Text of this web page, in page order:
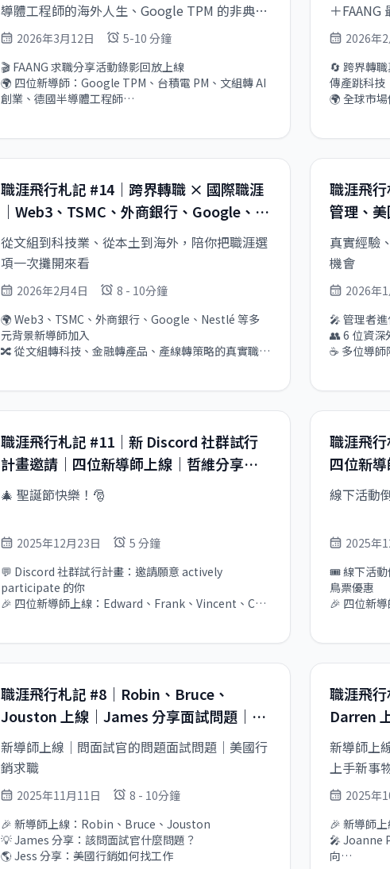
導體工程師的海外人生、Google TPM 的非典型
路徑2026年3月12日
5-10 分鐘
🎬 FAANG 求職分享活動錄影回放上線
🌍 四位新導師：Google TPM、台積電 PM、文組轉 AI
創業、德國半導體工程師
＋FAANG
2026年
🔄 跨界轉
傳產跳科技
🌍 全球市
職涯飛行札記 #14｜跨界轉職 × 國際職涯
｜Web3、TSMC、外商銀行、Google、
Nestlé 新導師上線
從文組到科技業、從本土到海外，陪你把職涯選
項一次攤開來看
2026年2月4日
8 - 10分鐘
🌍 Web3、TSMC、外商銀行、Google、Nestlé 等多
元背景新導師加入
🔀 從文組轉科技、金融轉產品、產線轉策略的真實職涯
職涯飛
管理、
Google
真實經驗
機會
2026年
🎤 管理者
👥 6 位資
☕ 多位導
職涯飛行札記 #11｜新 Discord 社群試行
計畫邀請｜四位新導師上線｜哲維分享履
歷撰寫建議
🎄 聖誕節快樂！🎅
2025年12月23日
5 分鐘
💬 Discord 社群試行計畫：邀請願意 actively
participate 的你
🎉 四位新導師上線：Edward、Frank、Vincent、CY
職涯飛
四位新
機會越多
線下活動
2025年
🎟 線下活動
鳥票優惠
🎉 四位新
職涯飛行札記 #8｜Robin、Bruce、
Jouston 上線｜James 分享面試問題｜
Jess 分享美國行銷求職
新導師上線｜問面試官的問題面試問題｜美國行
銷求職
2025年11月11日
8 - 10分鐘
🎉 新導師上線：Robin、Bruce、Jouston
💡 James 分享：該問面試官什麼問題？
🌎 Jess 分享：美國行銷如何找工作
職涯飛
Darren
師
新導師上
上手新事
2025年
🎉 新導師
🎤 Joanne
向